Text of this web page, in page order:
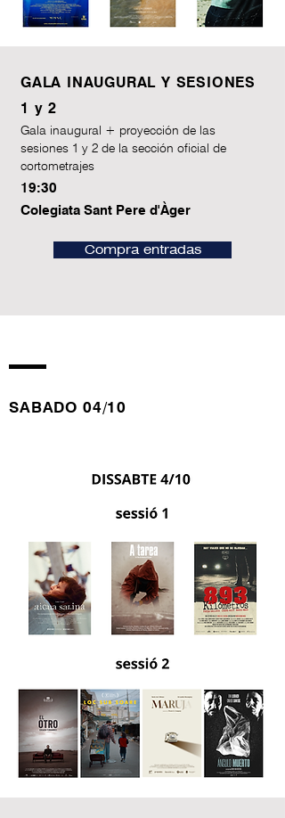
GALA INAUGURAL Y SESIONES
1 y 2
Gala inaugural + proyección de las
sesiones 1 y 2 de la sección oficial de
cortometrajes
19:30
Colegiata Sant Pere d'Àger
Compra entradas
SABADO 04/10